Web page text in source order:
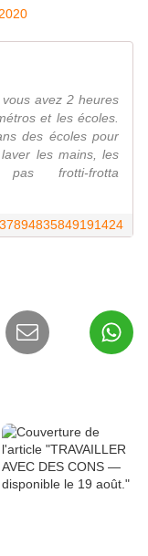
avez 2 heures
et les écoles.
des écoles pour
les mains, les
frotti-frotta